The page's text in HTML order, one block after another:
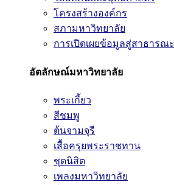
โครงสร้างองค์กร
สภามหาวิทยาลัย
การเปิดเผยข้อมูลสู่สาธารณะ
อัตลักษณ์มหาวิทยาลัย
พระเกี้ยว
สีชมพู
ต้นจามจุรี
เสื้อครุยพระราชทาน
ชุดนิสิต
เพลงมหาวิทยาลัย